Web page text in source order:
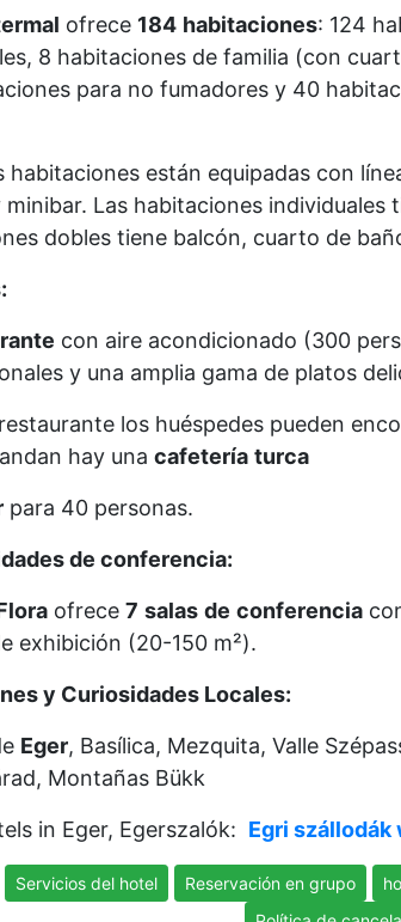
ofrece 184 habitaciones: 124
8 habitaciones de familia (con
para no fumadores y 40
habitaciones están equipadas con
minibar. Las habitaciones
dobles tiene balcón, cuarto de
con aire acondicionado (300
y una amplia gama de platos
los huéspedes pueden
hay una cafetería turca
para 40 personas.
de conferencia:
ofrece 7 salas de conferencia
exhibición (20-150 m²).
y Curiosidades Locales:
Eger, Basílica, Mezquita, Valle
Montañas Bükk
in Eger, Egerszalók: Egri
Servicios del hotel Reservación en grupo